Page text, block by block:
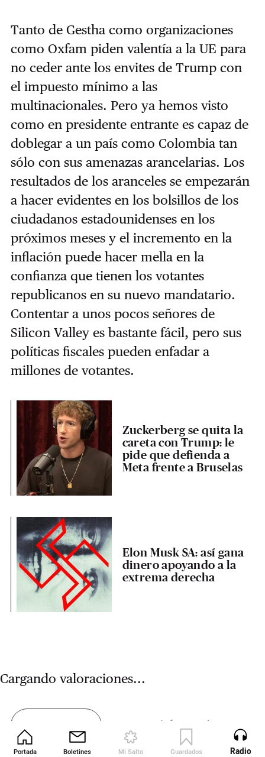
Portada Boletines Mi Salto Guardados Revista
Tanto de Gestha como organizaciones
como Oxfam piden valentía a la UE para
no ceder ante los envites de Trump con
el impuesto mínimo a las
multinacionales. Pero ya hemos visto
como en presidente entrante es capaz de
doblegar a un país como Colombia tan
sólo con sus amenazas arancelarias. Los
resultados de los aranceles se empezarán
a hacer evidentes en los bolsillos de los
ciudadanos estadounidenses en los
próximos meses y el incremento en la
inflación puede hacer mella en la
confianza que tienen los votantes
republicanos en su nuevo mandatario.
Contentar a unos pocos señores de
Silicon Valley es bastante fácil, pero sus
políticas fiscales pueden enfadar a
millones de votantes.
Zuckerberg se quita la
careta con Trump: le
pide que defienda a
Meta frente a Bruselas
Elon Musk SA: así gana
dinero apoyando a la
extrema derecha
Cargando valoraciones...
Informar de un error
Radio